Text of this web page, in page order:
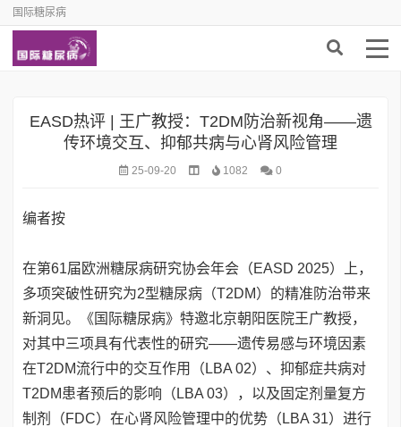
国际糖尿病
EASD热评 | 王广教授：T2DM防治新视角——遗
传环境交互、抑郁共病与心肾风险管理
25-09-20 1082 0
编者按
在第61届欧洲糖尿病研究协会年会（EASD 2025）上，
多项突破性研究为2型糖尿病（T2DM）的精准防治带来
新洞见。《国际糖尿病》特邀北京朝阳医院王广教授，
对其中三项具有代表性的研究——遗传易感与环境因素
在T2DM流行中的交互作用（LBA 02）、抑郁症共病对
T2DM患者预后的影响（LBA 03），以及固定剂量复方
制剂（FDC）在心肾风险管理中的优势（LBA 31）进行